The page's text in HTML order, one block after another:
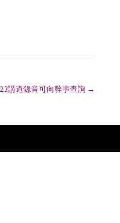
講道錄音可向幹事查詢 →